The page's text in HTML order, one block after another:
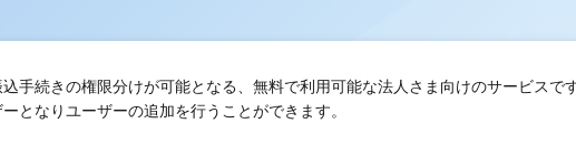
手続きの権限分けが可能となる、無料で利用可能な法人さま向けのサービスで
となりユーザーの追加を行うことができます。